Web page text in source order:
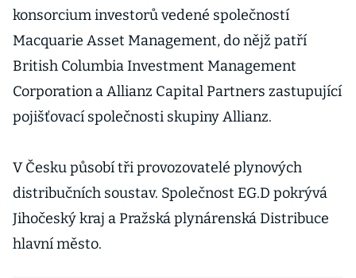
konsorcium investorů vedené společností
Macquarie Asset Management, do nějž patří
British Columbia Investment Management
Corporation a Allianz Capital Partners zastupující
pojišťovací společnosti skupiny Allianz.
V Česku působí tři provozovatelé plynových
distribučních soustav. Společnost EG.D pokrývá
Jihočeský kraj a Pražská plynárenská Distribuce
hlavní město.